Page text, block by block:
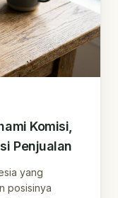
Komisi,
Penjualan
yang
posisinya